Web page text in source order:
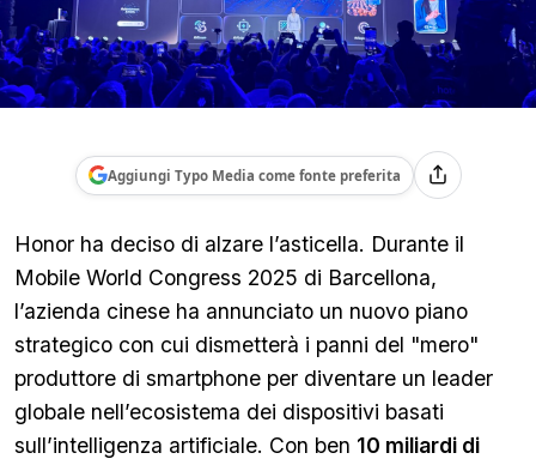
Aggiungi Typo Media come fonte preferita
Honor ha deciso di alzare l’asticella. Durante il
Mobile World Congress 2025 di Barcellona,
l’azienda cinese ha annunciato un nuovo piano
strategico con cui dismetterà i panni del "mero"
produttore di smartphone per diventare un leader
globale nell’ecosistema dei dispositivi basati
sull’intelligenza artificiale. Con ben 10 miliardi di